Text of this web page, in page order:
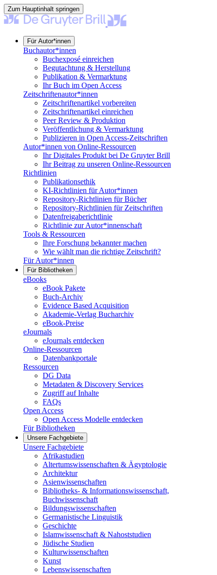
Zum Hauptinhalt springen
Für Autor*innen
Buchautor*innen
Buchexposé einreichen
Begutachtung & Herstellung
Publikation & Vermarktung
Ihr Buch im Open Access
Zeitschriftenautor*innen
Zeitschriftenartikel vorbereiten
Zeitschriftenartikel einreichen
Peer Review & Produktion
Veröffentlichung & Vermarktung
Publizieren in Open Access-Zeitschriften
Autor*innen von Online-Ressourcen
Ihr Digitales Produkt bei De Gruyter Brill
Ihr Beitrag zu unseren Online-Ressourcen
Richtlinien
Publikationsethik
KI-Richtlinien für Autor*innen
Repository-Richtlinien für Bücher
Repository-Richtlinien für Zeitschriften
Datenfreigaberichtlinie
Richtlinie zur Autor*innenschaft
Tools & Ressourcen
Ihre Forschung bekannter machen
Wie wählt man die richtige Zeitschrift?
Für Autor*innen
Für Bibliotheken
eBooks
eBook Pakete
Buch-Archiv
Evidence Based Acquisition
Akademie-Verlag Bucharchiv
eBook-Preise
eJournals
eJournals entdecken
Online-Ressourcen
Datenbankportale
Ressourcen
DG Data
Metadaten & Discovery Services
Zugriff auf Inhalte
FAQs
Open Access
Open Access Modelle entdecken
Für Bibliotheken
Unsere Fachgebiete
Unsere Fachgebiete
Afrikastudien
Altertumswissenschaften & Ägyptologie
Architektur
Asienwissenschaften
Bibliotheks- & Informationswissenschaft,
Buchwissenschaft
Bildungswissenschaften
Germanistische Linguistik
Geschichte
Islamwissenschaft & Nahoststudien
Jüdische Studien
Kulturwissenschaften
Kunst
Lebenswissenschaften